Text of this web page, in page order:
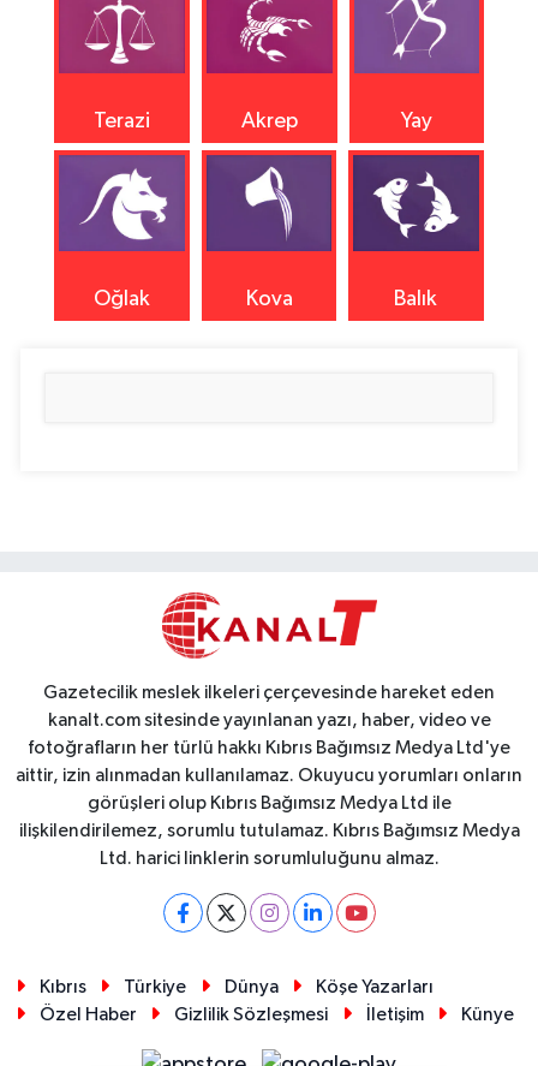
Terazi Akrep Yay
Oğlak Kova Balık
Gazetecilik meslek ilkeleri çerçevesinde hareket eden
kanalt.com sitesinde yayınlanan yazı, haber, video ve
fotoğrafların her türlü hakkı Kıbrıs Bağımsız Medya Ltd'ye
aittir, izin alınmadan kullanılamaz. Okuyucu yorumları onların
görüşleri olup Kıbrıs Bağımsız Medya Ltd ile
ilişkilendirilemez, sorumlu tutulamaz. Kıbrıs Bağımsız Medya
Ltd. harici linklerin sorumluluğunu almaz.
Kıbrıs Türkiye Dünya
Köşe Yazarları
Özel Haber
Gizlilik Sözleşmesi İletişim Künye